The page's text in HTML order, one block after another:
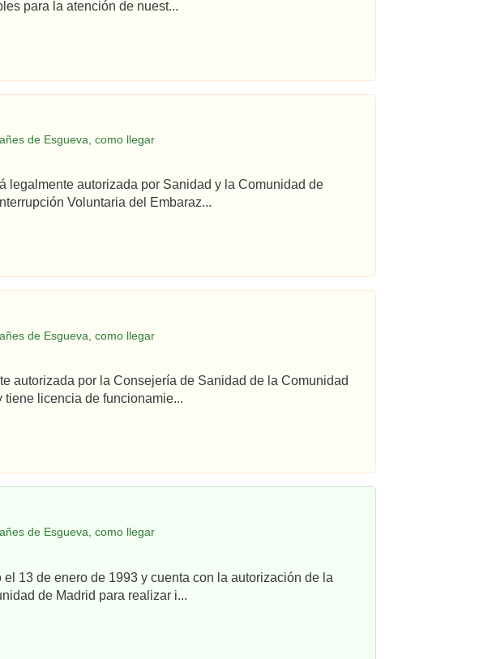
para la atención de nuest...
de Esgueva, como llegar
legalmente autorizada por Sanidad y la Comunidad de
Voluntaria del Embaraz...
de Esgueva, como llegar
autorizada por la Consejería de Sanidad de la Comunidad
licencia de funcionamie...
de Esgueva, como llegar
13 de enero de 1993 y cuenta con la autorización de la
de Madrid para realizar i...